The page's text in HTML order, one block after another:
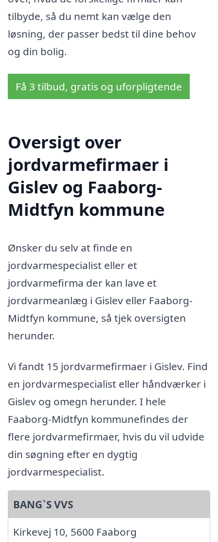
tilbyde, så du nemt kan vælge den
løsning, der passer bedst til dine behov
og din bolig.
Få 3 tilbud, gratis og uforpligtende
Oversigt over
jordvarmefirmaer i
Gislev og Faaborg-
Midtfyn kommune
Ønsker du selv at finde en
jordvarmespecialist eller et
jordvarmefirma der kan lave et
jordvarmeanlæg i Gislev eller Faaborg-
Midtfyn kommune, så tjek oversigten
herunder.
Vi fandt 15 jordvarmefirmaer i Gislev. Find
en jordvarmespecialist eller håndværker i
Gislev og omegn herunder. I hele
Faaborg-Midtfyn kommunefindes der
flere jordvarmefirmaer, hvis du vil udvide
din søgning efter en dygtig
jordvarmespecialist.
BANG`S VVS
Kirkevej 10, 5600 Faaborg